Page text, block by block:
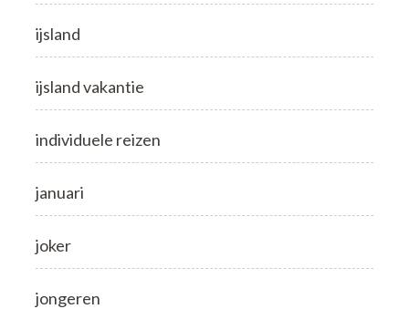
ijsland
ijsland vakantie
individuele reizen
januari
joker
jongeren